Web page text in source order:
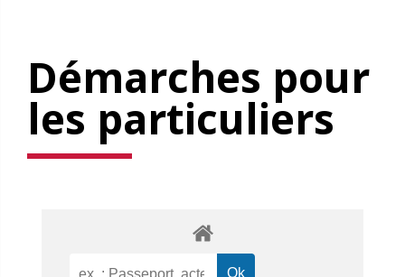
Démarches pour
les particuliers